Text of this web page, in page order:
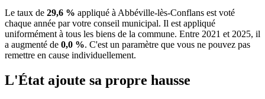
Le taux de 29,6 % appliqué à Abbéville-lès-Conflans est voté
chaque année par votre conseil municipal. Il est appliqué
uniformément à tous les biens de la commune. Entre 2021 et 2025, il
a augmenté de 0,0 %. C'est un paramètre que vous ne pouvez pas
remettre en cause individuellement.
L'État ajoute sa propre hausse